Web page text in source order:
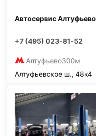
Автосервис Алтуфьево
+7 (495) 023-81-52
Алтуфьево300м
Алтуфьевское ш., 48к4